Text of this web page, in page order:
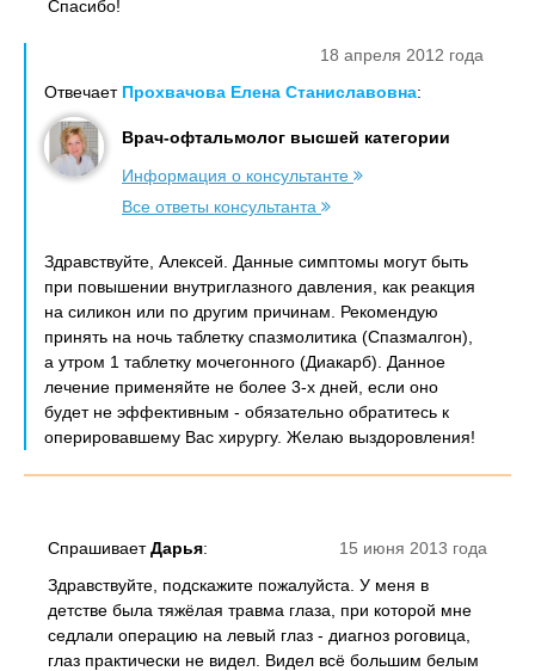
Спасибо!
18 апреля 2012 года
Отвечает Прохвачова Елена Станиславовна:
Врач-офтальмолог высшей категории
Информация о консультанте
Все ответы консультанта
Здравствуйте, Алексей. Данные симптомы могут быть
при повышении внутриглазного давления, как реакция
на силикон или по другим причинам. Рекомендую
принять на ночь таблетку спазмолитика (Спазмалгон),
а утром 1 таблетку мочегонного (Диакарб). Данное
лечение применяйте не более 3-х дней, если оно
будет не эффективным - обязательно обратитесь к
оперировавшему Вас хирургу. Желаю выздоровления!
15 июня 2013 года
СпрашиваетДарья:
Здравствуйте, подскажите пожалуйста. У меня в
детстве была тяжёлая травма глаза, при которой мне
седлали операцию на левый глаз - диагноз роговица,
глаз практически не видел. Видел всё большим белым